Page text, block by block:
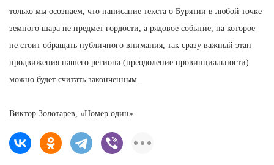
только мы осознаем, что написание текста о Бурятии в любой точке
земного шара не предмет гордости, а рядовое событие, на которое
не стоит обращать публичного внимания, так сразу важный этап
продвижения нашего региона (преодоление провинциальности)
можно будет считать законченным.
Виктор Золотарев, «Номер один»